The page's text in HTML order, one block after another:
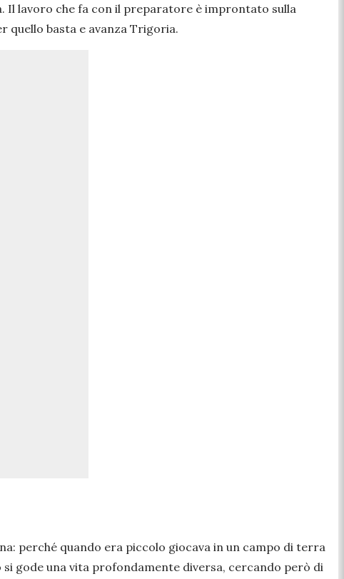
Il lavoro che fa con il preparatore è improntato sulla
quello basta e avanza Trigoria.
perché quando era piccolo giocava in un campo di terra
gode una vita profondamente diversa, cercando però di